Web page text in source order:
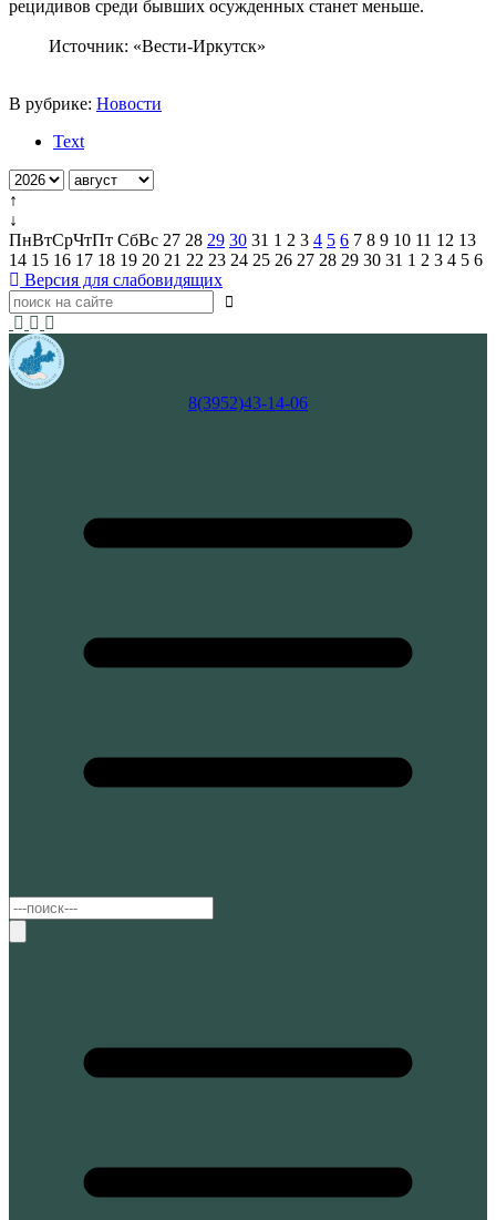
рецидивов среди бывших осужденных станет меньше.
Источник: «Вести-Иркутск»
В рубрике: Новости
Text
↑
↓
ПнВтСрЧтПт СбВс 27 28 29 30 31 1 2 3 4 5 6 7 8 9 10 11 12 13
14 15 16 17 18 19 20 21 22 23 24 25 26 27 28 29 30 31 1 2 3 4 5 6
Версия для слабовидящих
8(3952)43-14-06